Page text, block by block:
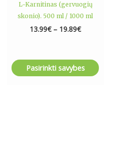
L-Karnitinas (gervuogių
skonio). 500 ml / 1000 ml
13.99€ – 19.89€
Pasirinkti savybes
page